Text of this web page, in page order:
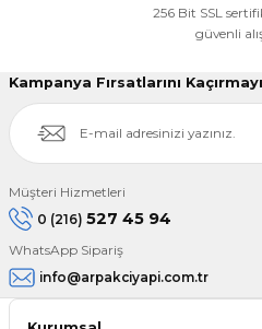
256 Bit SSL
güvenli
Kampanya Fırsatlarını
Müşteri Hizmetleri
0 (216) 527 45 94
WhatsApp Sipariş
info@arpakciyapi.com.tr